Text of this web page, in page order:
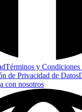
Términos y Condiciones
de Privacidad de Datos
con nosotros